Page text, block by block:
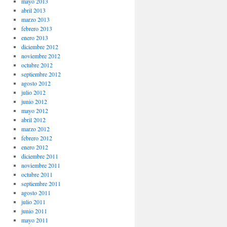
abril 2013
marzo 2013
febrero 2013
enero 2013
diciembre 2012
noviembre 2012
octubre 2012
septiembre 2012
agosto 2012
julio 2012
junio 2012
mayo 2012
abril 2012
marzo 2012
febrero 2012
enero 2012
diciembre 2011
noviembre 2011
octubre 2011
septiembre 2011
agosto 2011
julio 2011
junio 2011
mayo 2011